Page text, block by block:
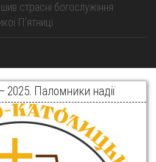
страсні богослужіння
Пʼятниці
2025. Паломники надії